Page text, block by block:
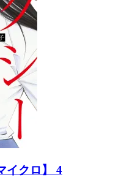
イクロ】 4